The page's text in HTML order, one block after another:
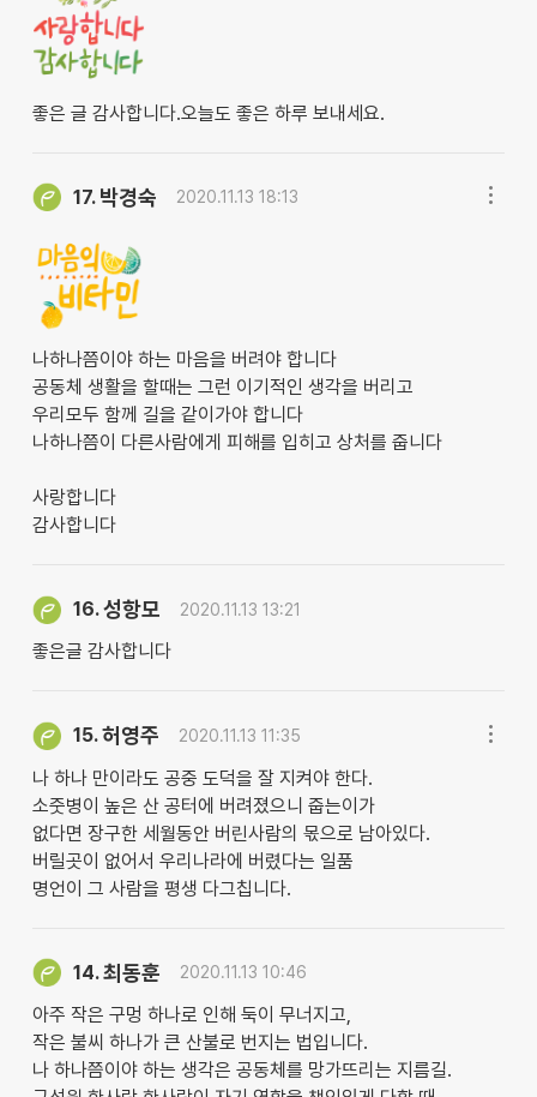
좋은 글 감사합니다.오늘도 좋은 하루 보내세요.
17. 박경숙 2020.11.13 18:13
나하나쯤이야 하는 마음을 버려야 합니다
공동체 생활을 할때는 그런 이기적인 생각을 버리고
우리모두 함께 길을 같이가야 합니다
나하나쯤이 다른사람에게 피해를 입히고 상처를 줍니다
사랑합니다
감사합니다
16.성항모 2020.11.13 13:21
좋은글 감사합니다
15.허영주 2020.11.13 11:35
나 하나 만이라도 공중 도덕을 잘 지켜야 한다.
소줏병이 높은 산 공터에 버려졌으니 줍는이가
없다면 장구한 세월동안 버린사람의 몫으로 남아있다.
버릴곳이 없어서 우리나라에 버렸다는 일품
명언이 그 사람을 평생 다그칩니다.
14.최동훈 2020.11.13 10:46
아주 작은 구멍 하나로 인해 둑이 무너지고,
작은 불씨 하나가 큰 산불로 번지는 법입니다.
나 하나쯤이야 하는 생각은 공동체를 망가뜨리는 지름길.